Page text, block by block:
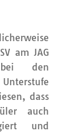
am JAG
den
dass
auch
und